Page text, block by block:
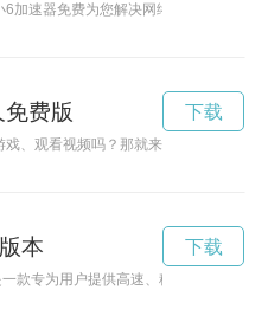
6加速器免费为您解决网络延迟问题，让
费版
戏、观看视频吗？那就来了解一下9u加
下载
本
款专为用户提供高速、稳定网络加速
下载